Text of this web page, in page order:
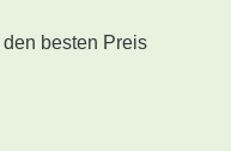
besten Preis